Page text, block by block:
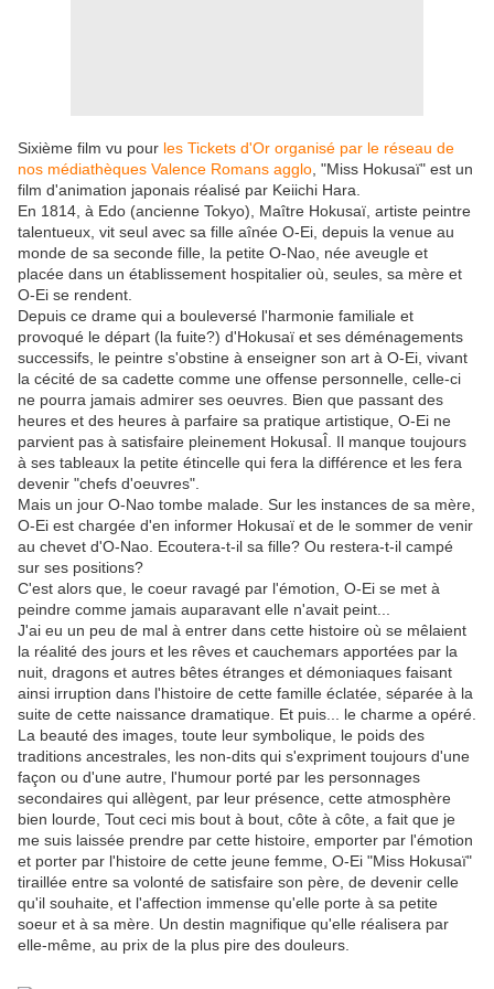
Sixième film vu pour les Tickets d'Or organisé par le réseau de
nos médiathèques Valence Romans agglo , "Miss Hokusaï" est un
film d'animation japonais réalisé par Keiichi Hara.
En 1814, à Edo (ancienne Tokyo), Maître Hokusaï, artiste peintre
talentueux, vit seul avec sa fille aînée O-Ei, depuis la venue au
monde de sa seconde fille, la petite O-Nao, née aveugle et
placée dans un établissement hospitalier où, seules, sa mère et
O-Ei se rendent.
Depuis ce drame qui a bouleversé l'harmonie familiale et
provoqué le départ (la fuite?) d'Hokusaï et ses déménagements
successifs, le peintre s'obstine à enseigner son art à O-Ei, vivant
la cécité de sa cadette comme une offense personnelle, celle-ci
ne pourra jamais admirer ses oeuvres. Bien que passant des
heures et des heures à parfaire sa pratique artistique, O-Ei ne
parvient pas à satisfaire pleinement HokusaÎ. Il manque toujours
à ses tableaux la petite étincelle qui fera la différence et les fera
devenir "chefs d'oeuvres".
Mais un jour O-Nao tombe malade. Sur les instances de sa mère,
O-Ei est chargée d'en informer Hokusaï et de le sommer de venir
au chevet d'O-Nao. Ecoutera-t-il sa fille? Ou restera-t-il campé
sur ses positions?
C'est alors que, le coeur ravagé par l'émotion, O-Ei se met à
peindre comme jamais auparavant elle n'avait peint...
J'ai eu un peu de mal à entrer dans cette histoire où se mêlaient
la réalité des jours et les rêves et cauchemars apportées par la
nuit, dragons et autres bêtes étranges et démoniaques faisant
ainsi irruption dans l'histoire de cette famille éclatée, séparée à la
suite de cette naissance dramatique. Et puis... le charme a opéré.
La beauté des images, toute leur symbolique, le poids des
traditions ancestrales, les non-dits qui s'expriment toujours d'une
façon ou d'une autre, l'humour porté par les personnages
secondaires qui allègent, par leur présence, cette atmosphère
bien lourde, Tout ceci mis bout à bout, côte à côte, a fait que je
me suis laissée prendre par cette histoire, emporter par l'émotion
et porter par l'histoire de cette jeune femme, O-Ei "Miss Hokusaï"
tiraillée entre sa volonté de satisfaire son père, de devenir celle
qu'il souhaite, et l'affection immense qu'elle porte à sa petite
soeur et à sa mère. Un destin magnifique qu'elle réalisera par
elle-même, au prix de la plus pire des douleurs.